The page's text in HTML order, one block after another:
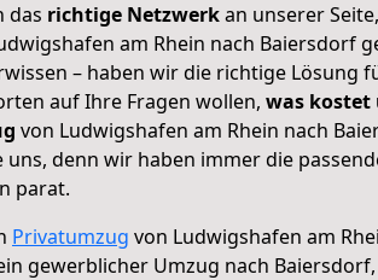
das richtige Netzwerkan unserer
am Rhein nach Baiersdorf
– haben wir die richtige Lösung
auf Ihre Fragen wollen, was kostet
von Ludwigshafen am Rhein nach
uns, denn wir haben immer die
parat.
Privatumzug von Ludwigshafen am
gewerblicher Umzug nach Baiersdorf,